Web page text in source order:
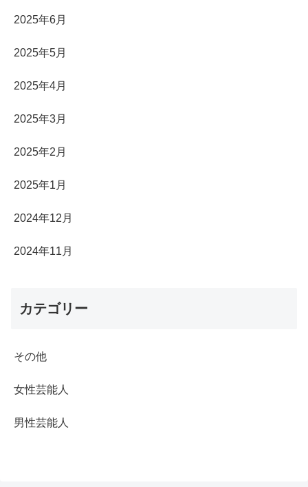
2025年6月
2025年5月
2025年4月
2025年3月
2025年2月
2025年1月
2024年12月
2024年11月
カテゴリー
その他
女性芸能人
男性芸能人